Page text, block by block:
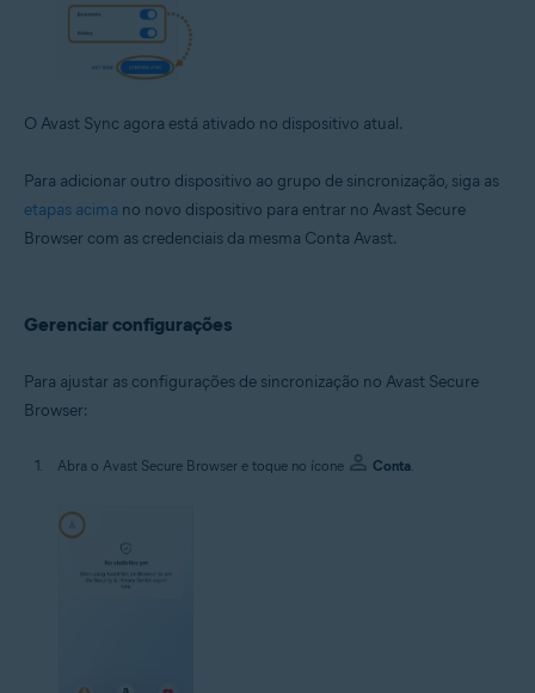
O Avast Sync agora está ativado no dispositivo atual.
Para adicionar outro dispositivo ao grupo de sincronização, siga as
etapas acima no novo dispositivo para entrar no Avast Secure
Browser com as credenciais da mesma Conta Avast.
Gerenciar configurações
Para ajustar as configurações de sincronização no Avast Secure
Browser:
Abra o Avast Secure Browser e toque no ícone Conta.